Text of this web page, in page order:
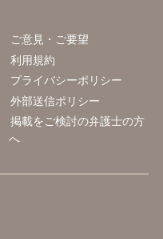
ご意見・ご要望
利用規約
プライバシーポリシー
外部送信ポリシー
掲載をご検討の弁護士の方
へ